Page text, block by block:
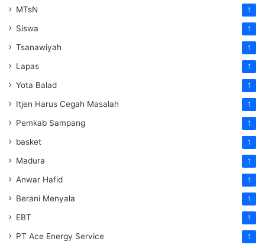
MTsN 1
Siswa 1
Tsanawiyah 1
Lapas 1
Yota Balad 1
Itjen Harus Cegah Masalah 1
Pemkab Sampang 1
basket 1
Madura 1
Anwar Hafid 1
Berani Menyala 1
EBT 1
PT Ace Energy Service 1